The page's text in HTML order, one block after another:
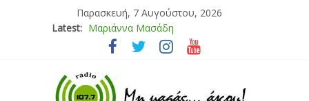
Παρασκευή, 7 Αυγούστου, 2026
Latest: Μαριάννα Μασάδη
Τάνια Μπρεάζου
Μάνος Τρυπιάς & Γιώργος Στρατάκης
Ιορδάνης Αγαπητός